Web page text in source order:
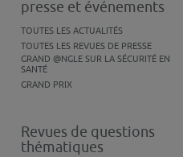
presse et événements
TOUTES LES ACTUALITÉS
TOUTES LES REVUES DE PRESSE
GRAND @NGLE SUR LA SÉCURITÉ EN
SANTÉ
GRAND PRIX
Revues de questions
thématiques